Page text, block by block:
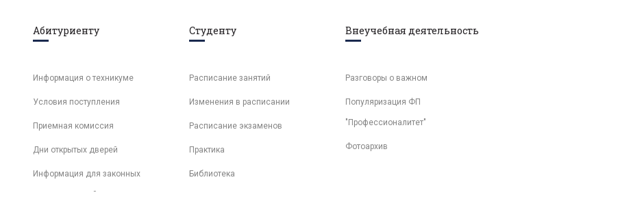
Абитуриенту
Информация о техникуме
Условия поступления
Приемная комиссия
Дни открытых дверей
Информация для законных
представителей
Студенту
Расписание занятий
Изменения в расписании
Расписание экзаменов
Практика
Библиотека
Внеучебная деятельность
Разговоры о важном
Популяризация ФП
"Профессионалитет"
Фотоархив